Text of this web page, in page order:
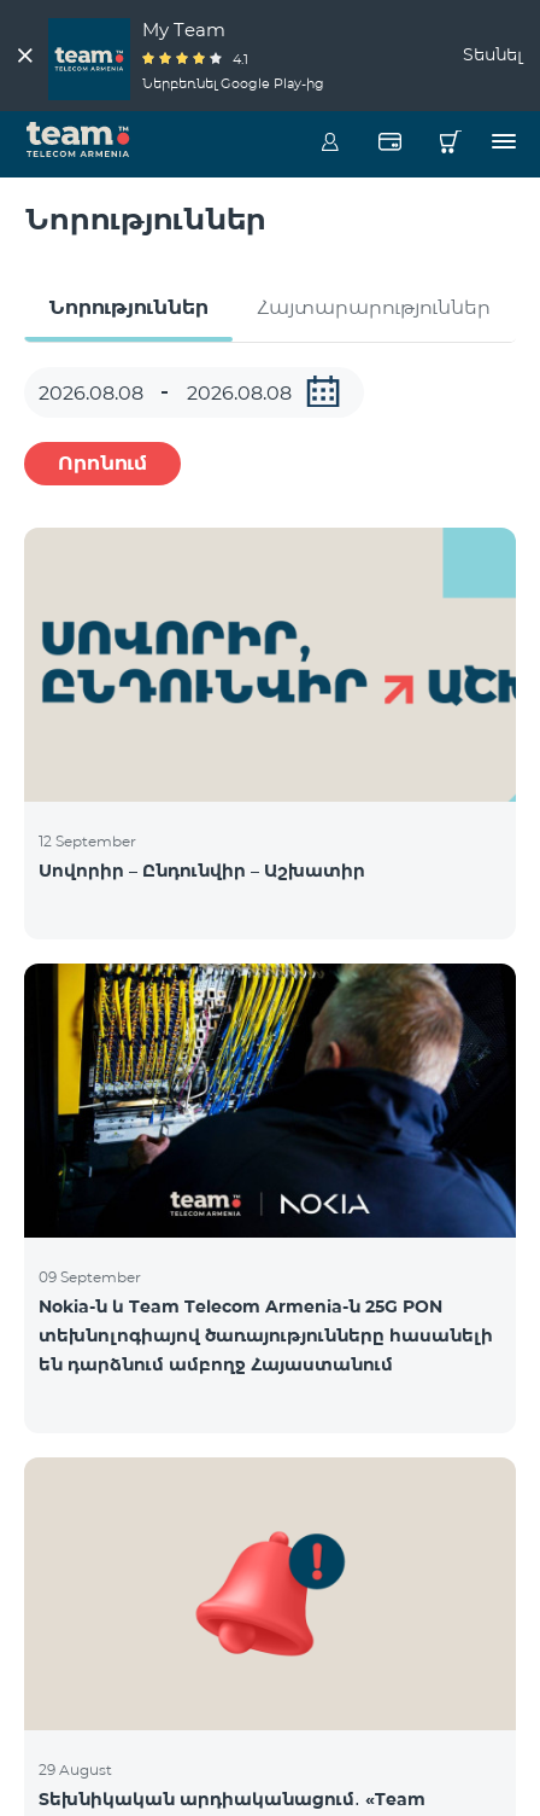
My Team
4.1
Ներբեռնել Google Play-ից
Տեսնել
Նորություններ
Նորություններ Հայտարարություններ
Որոնում
12 September
Սովորիր – Ընդունվիր – Աշխատիր
09 September
Nokia-ն և Team Telecom Armenia-ն 25G PON
տեխնոլոգիայով ծառայությունները հասանելի
են դարձնում ամբողջ Հայաստանում
29 August
Տեխնիկական արդիականացում․ «Team